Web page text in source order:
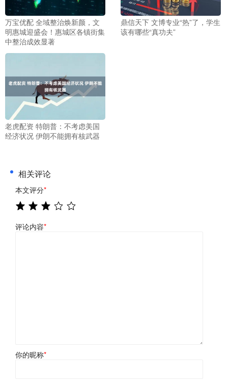
万宝优配 全域整治焕新颜，文
明惠城迎盛会！惠城区各镇街集
中整治成效显著
鼎信天下 文博专业“热”了，学生
该有哪些“真功夫”
老虎配资 特朗普：不考虑美国
经济状况 伊朗不能拥有核武器
相关评论
本文评分*
评论内容*
你的昵称*